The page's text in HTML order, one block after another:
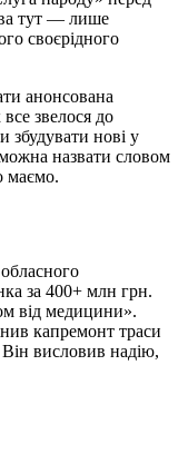
тут — лише
своєрідного
анонсована
звелося до
збудувати нові у
назвати словом
маємо.
за 400+ млн грн.
від медицини».
капремонт траси
висловив надію,